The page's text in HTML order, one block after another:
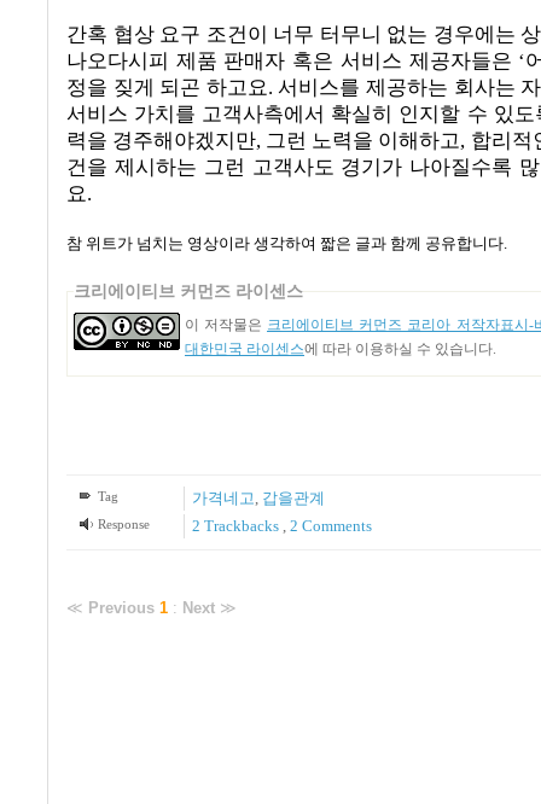
간혹 협상 요구 조건이 너무 터무니 없는 경우에는
나오다시피 제품 판매자 혹은 서비스 제공자들은 ‘
정을 짖게 되곤 하고요. 서비스를 제공하는 회사는
서비스 가치를 고객사측에서 확실히 인지할 수 있
력을 경주해야겠지만, 그런 노력을 이해하고, 합리적
건을 제시하는 그런 고객사도 경기가 나아질수록
요.
참 위트가 넘치는 영상이라 생각하여 짧은 글과 함께 공유합니다.
크리에이티브 커먼즈 라이센스
이 저작물은 크리에이티브 커먼즈 코리아 저작자표시-
대한민국 라이센스에 따라 이용하실 수 있습니다.
Tag 가격네고 갑을관계
Response 2 Trackbacks , 2 Comments
≪ Previous 1 : Next ≫